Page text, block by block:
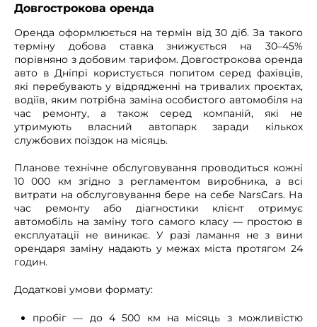
Довгострокова оренда
Оренда оформлюється на термін від 30 діб. За такого
терміну добова ставка знижується на 30–45%
порівняно з добовим тарифом. Довгострокова оренда
авто в Дніпрі користується попитом серед фахівців,
які перебувають у відрядженні на тривалих проєктах,
водіїв, яким потрібна заміна особистого автомобіля на
час ремонту, а також серед компаній, які не
утримують власний автопарк заради кількох
службових поїздок на місяць.
Планове технічне обслуговування проводиться кожні
10 000 км згідно з регламентом виробника, а всі
витрати на обслуговування бере на себе NarsCars. На
час ремонту або діагностики клієнт отримує
автомобіль на заміну того самого класу — простою в
експлуатації не виникає. У разі ламання не з вини
орендаря заміну надають у межах міста протягом 24
годин.
Додаткові умови формату:
пробіг — до 4 500 км на місяць з можливістю